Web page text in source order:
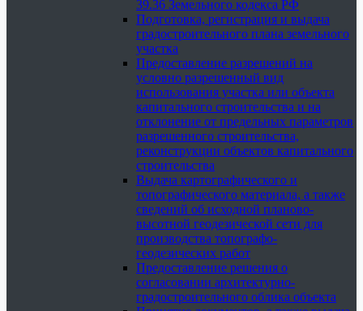
39.36 Земельного кодекса РФ
Подготовка, регистрация и выдача
градостроительного плана земельного
участка
Предоставление разрешений на
условно разрешенный вид
использования участка или объекта
капитального строительства и на
отклонение от предельных параметров
разрешенного строительства,
реконструкции объектов капитального
строительства
Выдача картографического и
топографического материала, а также
сведений об исходной планово-
высотной геодезической сети для
производства топографо-
геодезических работ
Предоставление решения о
согласовании архитектурно-
градостроительного облика объекта